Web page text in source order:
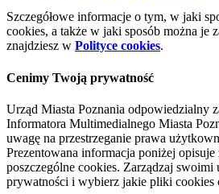
Szczegółowe informacje o tym, w jaki
cookies, a także w jaki sposób można je
znajdziesz w Polityce cookies.
Cenimy Twoją prywatność
Urząd Miasta Poznania odpowiedzialny
Informatora Multimedialnego Miasta
uwagę na przestrzeganie prawa
Prezentowana informacja poniżej opisuje
poszczególne cookies. Zarządzaj
prywatności i wybierz jakie pliki cookies